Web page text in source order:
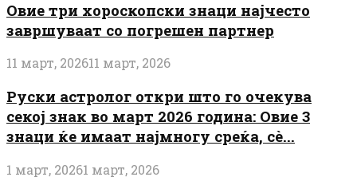
Овие три хороскопски знаци најчесто
завршуваат со погрешен партнер
11 март, 202611 март, 2026
Руски астролог откри што го очекува
секој знак во март 2026 година: Овие 3
знаци ќе имаат најмногу среќа, сè...
1 март, 20261 март, 2026